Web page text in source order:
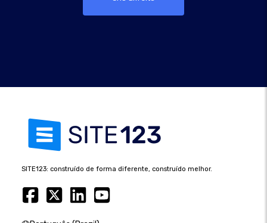
SITE123: construído de forma diferente, construído melhor.